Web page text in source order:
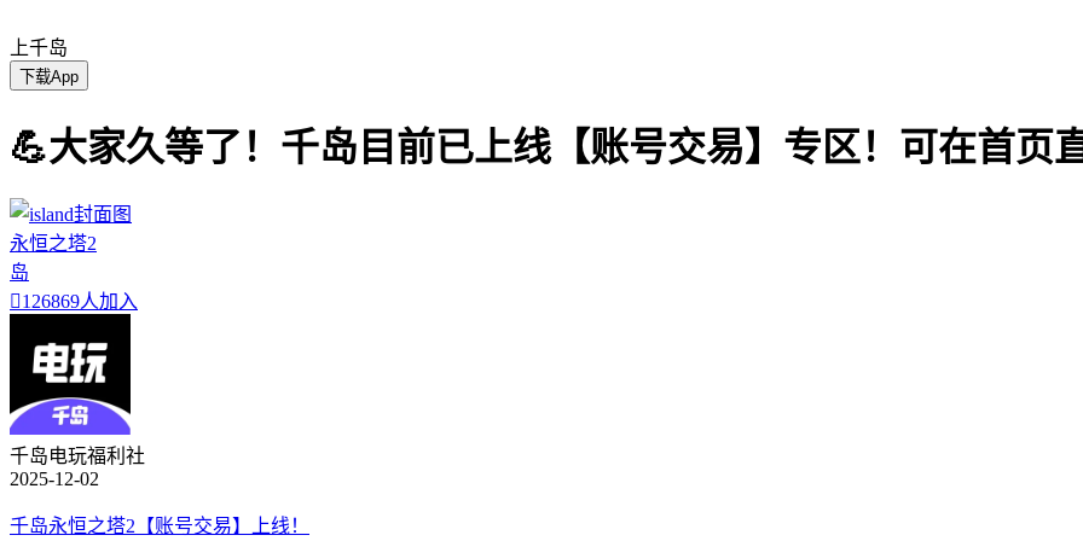
上千岛
下载App
💪大家久等了！千岛目前已上线【账号交易】专区！可在首页
永恒之塔2
岛
126869人加入
千岛电玩福利社
2025-12-02
千岛永恒之塔2【账号交易】上线！